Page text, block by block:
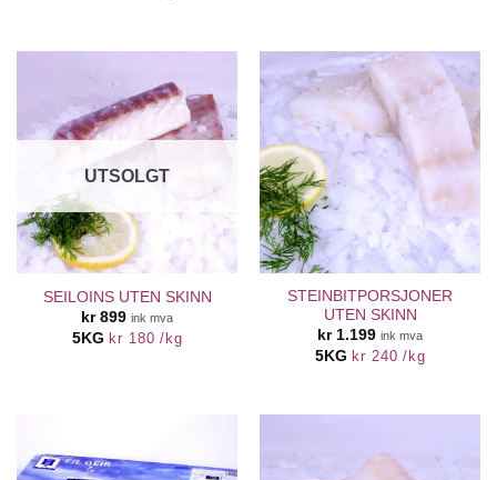
UTSOLGT
SEILOINS UTEN SKINN
kr899 ink mva
5KG kr 180 / kg
STEINBITPORSJONER
UTEN SKINN
kr1.199 ink mva
5KG kr 240 / kg